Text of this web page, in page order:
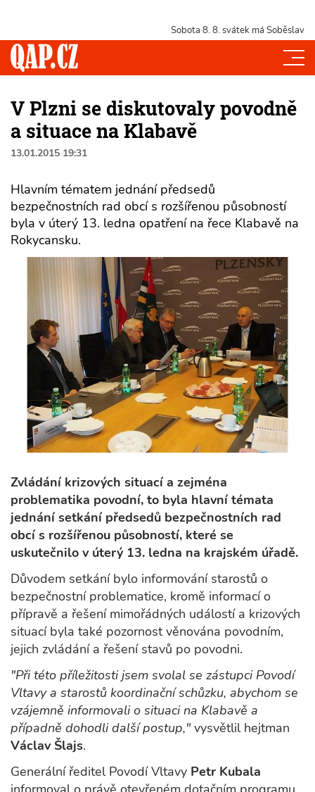
Sobota 8. 8. svátek má Soběslav
V Plzni se diskutovaly povodně
a situace na Klabavě
13.01.2015 19:31
Hlavním tématem jednání předsedů
bezpečnostních rad obcí s rozšířenou působností
byla v úterý 13. ledna opatření na řece Klabavě na
Rokycansku.
Zvládání krizových situací a zejména
problematika povodní, to byla hlavní témata
jednání setkání předsedů bezpečnostních rad
obcí s rozšířenou působností, které se
uskutečnilo v úterý 13. ledna na krajském úřadě.
Důvodem setkání bylo informování starostů o
bezpečnostní problematice, kromě informací o
přípravě a řešení mimořádných událostí a krizových
situací byla také pozornost věnována povodním,
jejich zvládání a řešení stavů po povodni.
"Při této příležitosti jsem svolal se zástupci Povodí
Vltavy a starostů koordinační schůzku, abychom se
vzájemně informovali o situaci na Klabavě a
případně dohodli další postup," vysvětlil hejtman
Václav Šlajs.
Generální ředitel Povodí Vltavy Petr Kubala